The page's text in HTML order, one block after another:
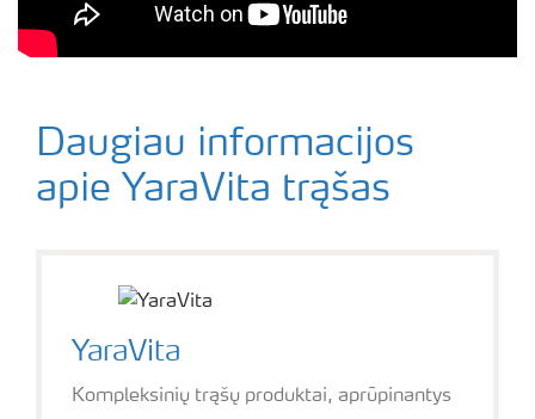
Daugiau informacijos
apie YaraVita trąšas
YaraVita
Kompleksinių trąšų produktai, aprūpinantys